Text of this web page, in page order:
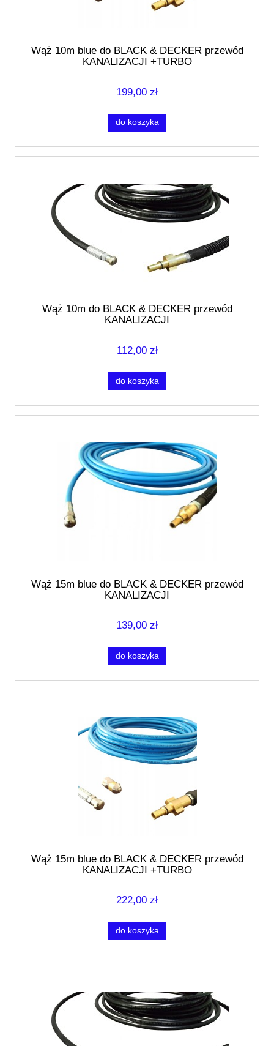
Wąż 10m blue do BLACK & DECKER przewód
KANALIZACJI +TURBO
199,00 zł
do koszyka
Wąż 10m do BLACK & DECKER przewód
KANALIZACJI
112,00 zł
do koszyka
Wąż 15m blue do BLACK & DECKER przewód
KANALIZACJI
139,00 zł
do koszyka
Wąż 15m blue do BLACK & DECKER przewód
KANALIZACJI +TURBO
222,00 zł
do koszyka